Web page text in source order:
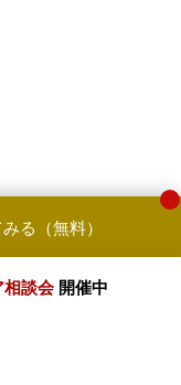
る（無料）
相談会 開催中